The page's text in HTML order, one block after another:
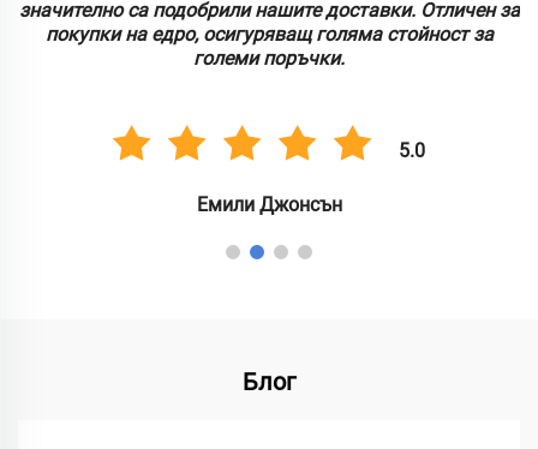
значително са подобрили нашите доставки. Отличен за
покупки на едро, осигуряващ голяма стойност за
големи поръчки.
5.0
Емили Джонсън
Блог